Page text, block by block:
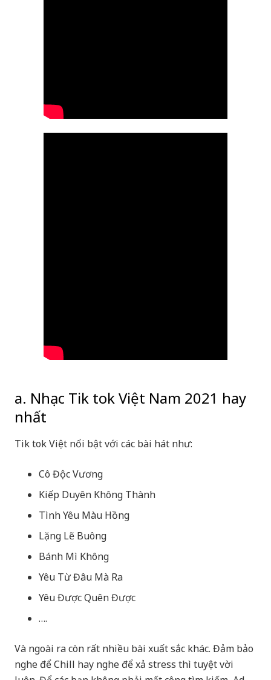
a. Nhạc Tik tok Việt Nam 2021 hay
nhất
Tik tok Việt nổi bật với các bài hát như:
Cô Độc Vương
Kiếp Duyên Không Thành
Tình Yêu Màu Hồng
Lặng Lẽ Buông
Bánh Mì Không
Yêu Từ Đâu Mà Ra
Yêu Được Quên Được
….
Và ngoài ra còn rất nhiều bài xuất sắc khác. Đảm bảo
nghe để Chill hay nghe để xả stress thì tuyệt vời